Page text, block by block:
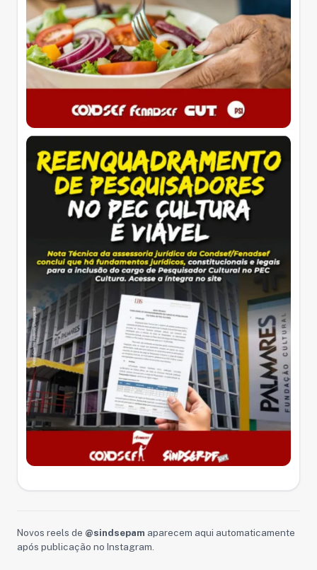
Novos reels de @sindsepam aparecem aqui automaticamente
após publicação no Instagram.